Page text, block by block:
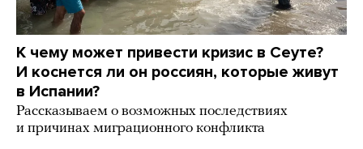
К чему может привести кризис в Сеуте?
И коснется ли он россиян, которые живут
в Испании?
Рассказываем о возможных последствиях
и причинах миграционного конфликта